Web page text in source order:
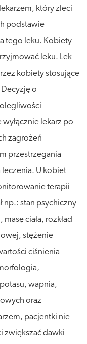
który zleci
podstawie
tego leku. Kobiety
leku. Lek
kobiety stosujące
o
lekarz po
zagrożeń
przestrzegania
U kobiet
terapii
np.: stan psychiczny
ciała, rozkład
stężenie
ciśnienia
wapnia,
oraz
pacjentki nie
zwiększać dawki